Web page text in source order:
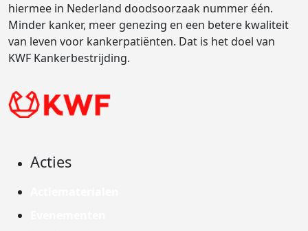
hiermee in Nederland doodsoorzaak nummer één.
Minder kanker, meer genezing en een betere kwaliteit
van leven voor kankerpatiënten. Dat is het doel van
KWF Kankerbestrijding.
Acties